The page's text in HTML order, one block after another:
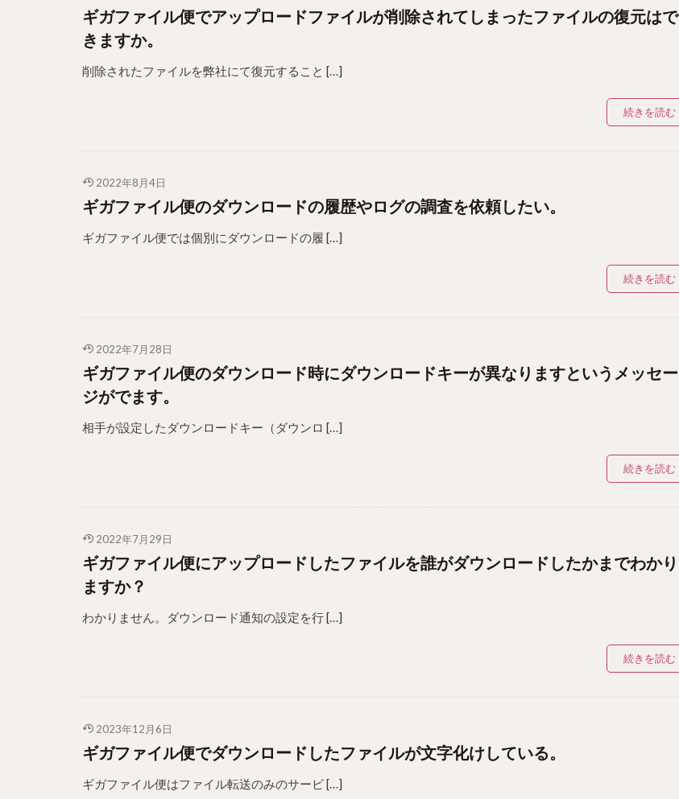
ギガファイル便でアップロードファイルが削除されてしまったファイルの復元はで
きますか。
削除されたファイルを弊社にて復元すること […]
続きを読む
2022年8月4日
ギガファイル便のダウンロードの履歴やログの調査を依頼したい。
ギガファイル便では個別にダウンロードの履 […]
続きを読む
2022年7月28日
ギガファイル便のダウンロード時にダウンロードキーが異なりますというメッセー
ジがでます。
相手が設定したダウンロードキー（ダウンロ […]
続きを読む
2022年7月29日
ギガファイル便にアップロードしたファイルを誰がダウンロードしたかまでわかり
ますか？
わかりません。ダウンロード通知の設定を行 […]
続きを読む
2023年12月6日
ギガファイル便でダウンロードしたファイルが文字化けしている。
ギガファイル便はファイル転送のみのサービ […]